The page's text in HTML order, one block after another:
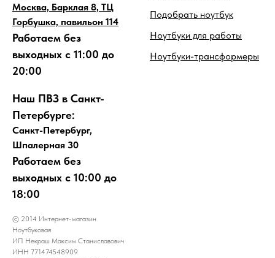
Москва, Барклая 8, ТЦ
Горбушка, павильон 114
Работаем без
выходных с 11:00 до
20:00
Наш ПВЗ в Санкт-
Петербурге:
Санкт-Петербург,
Шпалерная 30
Работаем без
выходных с 10:00 до
18:00
© 2014 Интернет-магазин
Ноутбуковая
ИП Некраш Максим Станиславович
ИНН 771474548909
Подобрать ноутбук
Ноутбуки для работы
Ноутбуки-трансформеры